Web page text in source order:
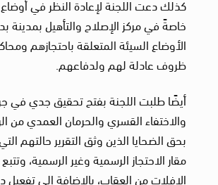
كذلك دعت اللجنة لإعادة النظر في أوضاع
خاصةً في مركز الإصلاح والتأهيل بمدينة
الأوضاع السيئة المتعلقة باحتجازهم
ظروف عادلة لهم ولدفاعهم.
أيضًا طلبت اللجنة بفتح تحقيق جدي في
والاختفاء القسري والحرمان العمدي من
بحق الضحايا الذين وثق التقرير حالتهم
مقار الاحتجاز الرسمية وغير الرسمية،
الإفلات من العقاب، بالإضافة إلى تفعيل